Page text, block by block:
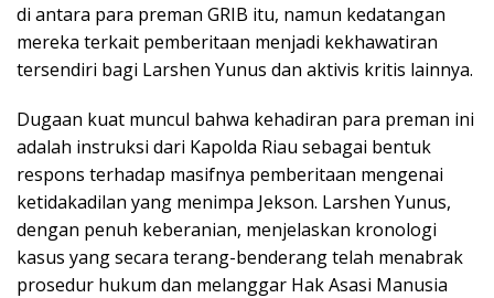
di antara para preman GRIB itu, namun kedatangan
mereka terkait pemberitaan menjadi kekhawatiran
tersendiri bagi Larshen Yunus dan aktivis kritis lainnya.
Dugaan kuat muncul bahwa kehadiran para preman ini
adalah instruksi dari Kapolda Riau sebagai bentuk
respons terhadap masifnya pemberitaan mengenai
ketidakadilan yang menimpa Jekson. Larshen Yunus,
dengan penuh keberanian, menjelaskan kronologi
kasus yang secara terang-benderang telah menabrak
prosedur hukum dan melanggar Hak Asasi Manusia